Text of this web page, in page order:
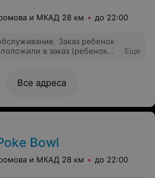
и МКАД 28 км до 22:00
Заказ ребенок
в заказ (ребенок
38 происходит не в
в контакт-центр,
Еще
Все адреса
Bowl
и МКАД 28 км до 22:00